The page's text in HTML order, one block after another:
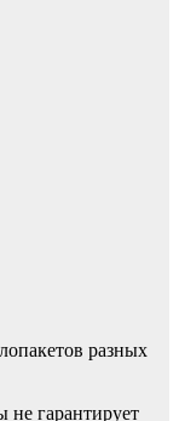
разных
не гарантирует